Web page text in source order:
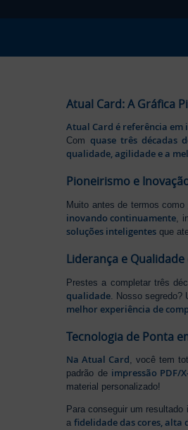
Atual Card: A Gráfica
Atual Card é referência
Comquase três décadas
qualidade, agilidade e a
Pioneirismo e
Muito antes de termos como
inovando continuamente,
soluções inteligentes que
Liderança e
Prestes a completar três
qualidade . Nosso segredo?
melhor experiência de
Tecnologia de Ponta
Na Atual Card, você tem
padrão de impressão PDF/
material personalizado!
Para conseguir um
afidelidade das cores, alta